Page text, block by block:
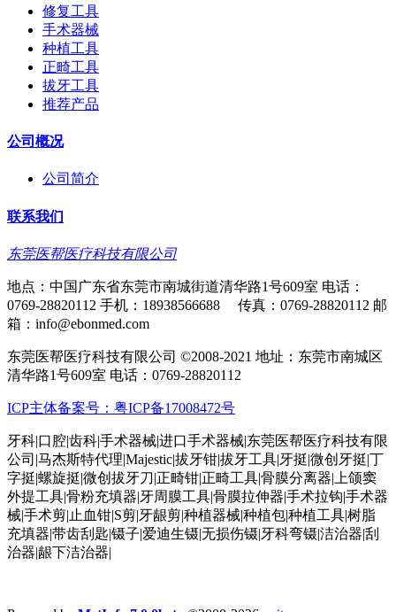
修复工具
手术器械
种植工具
正畸工具
拔牙工具
推荐产品
公司概况
公司简介
联系我们
东莞医帮医疗科技有限公司
地点：中国广东省东莞市南城街道清华路1号609室 电话：
0769-28820112 手机：18938566688 传真：0769-28820112 邮
箱：info@ebonmed.com
东莞医帮医疗科技有限公司 ©2008-2021 地址：东莞市南城区
清华路1号609室 电话：0769-28820112
ICP主体备案号：粤ICP备17008472号
牙科|口腔|齿科|手术器械|进口手术器械|东莞医帮医疗科技有限
公司|马杰斯特代理|Majestic|拔牙钳|拔牙工具|牙挺|微创牙挺|丁
字挺|螺旋挺|微创拔牙刀|正畸钳|正畸工具|骨膜分离器|上颌窦
外提工具|骨粉充填器|牙周膜工具|骨膜拉伸器|手术拉钩|手术器
械|手术剪|止血钳|S剪|牙龈剪|种植器械|种植包|种植工具|树脂
充填器|带齿刮匙|镊子|爱迪生镊|无损伤镊|牙科弯镊|洁治器|刮
治器|龈下洁治器|